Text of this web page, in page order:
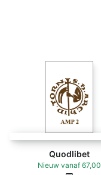
Quodlibet
Nieuw vanaf 67,00